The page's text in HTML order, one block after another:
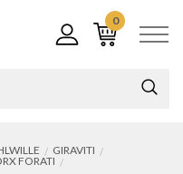
0
GIRAVITI
FORATI